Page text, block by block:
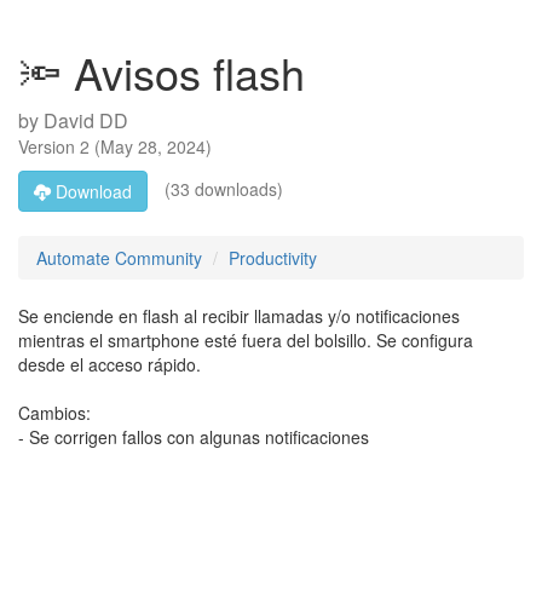
🔦 Avisos flash
by David DD
Version 2 (May 28, 2024)
Download
(33 downloads)
Automate Community Productivity
Se enciende en flash al recibir llamadas y/o notificaciones
mientras el smartphone esté fuera del bolsillo. Se configura
desde el acceso rápido.
Cambios:
- Se corrigen fallos con algunas notificaciones